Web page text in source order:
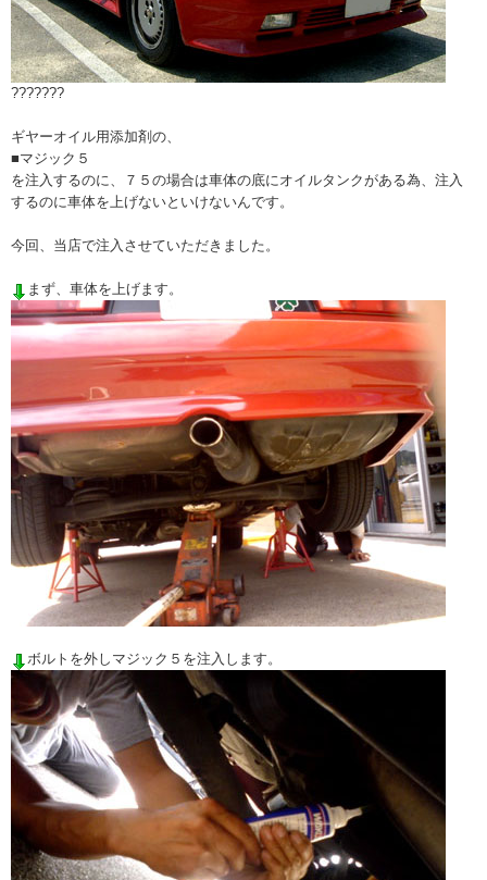
???????
ギヤーオイル用添加剤の、
■マジック５
を注入するのに、７５の場合は車体の底にオイルタンクがある為、注入
するのに車体を上げないといけないんです。
今回、当店で注入させていただきました。
まず、車体を上げます。
ボルトを外しマジック５を注入します。